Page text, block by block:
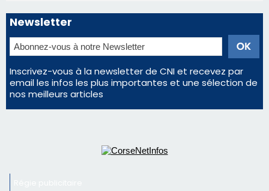
Newsletter
Inscrivez-vous à la newsletter de CNI et recevez par
email les infos les plus importantes et une sélection de
nos meilleurs articles